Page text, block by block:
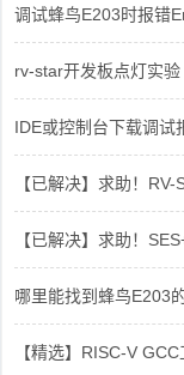
调试蜂鸟E203时报错
rv-star开发板点灯实验
IDE或控制台下载调试
【已解决】求助！
【已解决】求助！
哪里能找到蜂鸟E203
【精选】RISC-V